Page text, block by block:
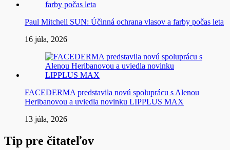
Paul Mitchell SUN: Účinná ochrana vlasov a farby počas leta
16 júla, 2026
FACEDERMA predstavila novú spoluprácu s Alenou
Heribanovou a uviedla novinku LIPPLUS MAX
13 júla, 2026
Tip pre čitateľov